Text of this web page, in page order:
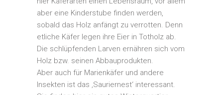
aber eine Kinderstube finden werden,
sobald das Holz anfängt zu verrotten. Denn
etliche Käfer legen ihre Eier in Totholz ab.
Die schlüpfenden Larven ernähren sich vom
Holz bzw. seinen Abbauprodukten.
Aber auch für Marienkäfer und andere
Insekten ist das ‚Sauriernest‘ interessant.